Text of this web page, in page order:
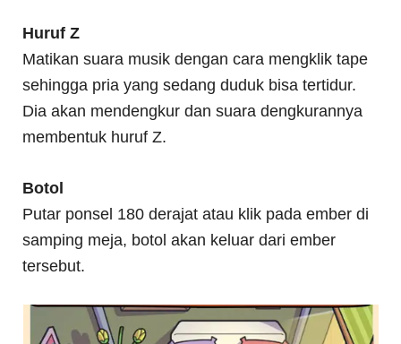
Huruf Z
Matikan suara musik dengan cara mengklik tape
sehingga pria yang sedang duduk bisa tertidur.
Dia akan mendengkur dan suara dengkurannya
membentuk huruf Z.
Botol
Putar ponsel 180 derajat atau klik pada ember di
samping meja, botol akan keluar dari ember
tersebut.